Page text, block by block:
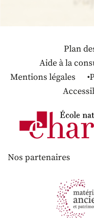
Plan
Aide à la
Mentions légales
Nos partenaires